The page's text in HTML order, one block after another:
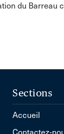
du Barreau
Sections
Accueil